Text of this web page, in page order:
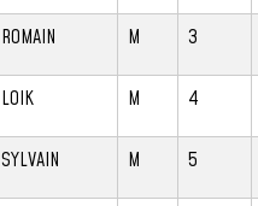
ROMAIN M 3
LOIK M 4
SYLVAIN M 5